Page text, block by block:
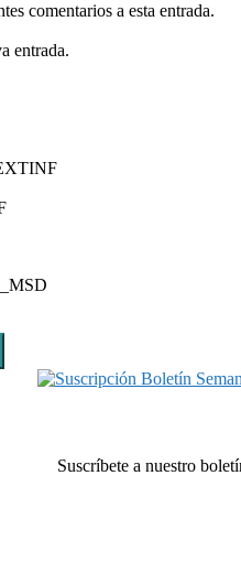
comentarios a esta entrada.
entrada.
Suscríbete a nuestro